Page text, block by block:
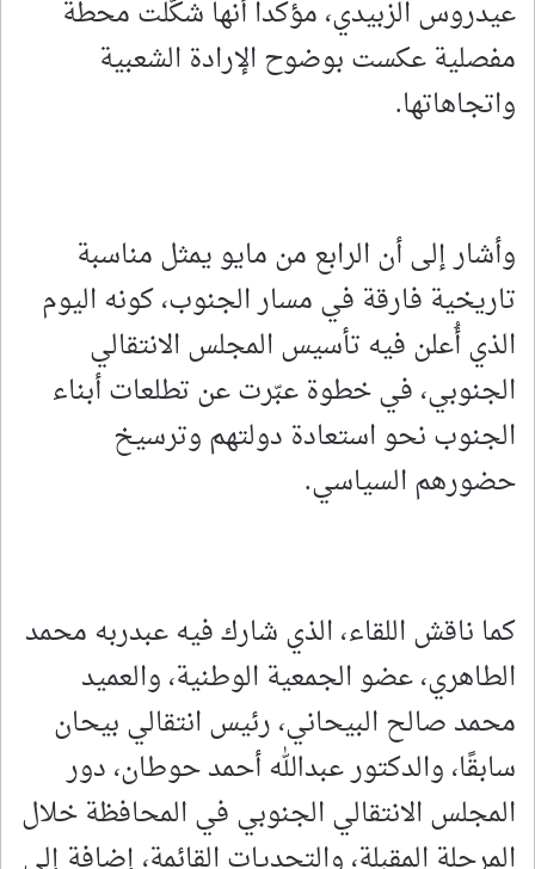
عيدروس الزبيدي، مؤكداً أنها شكّلت محطة
مفصلية عكست بوضوح الإرادة الشعبية
واتجاهاتها.
وأشار إلى أن الرابع من مايو يمثل مناسبة
تاريخية فارقة في مسار الجنوب، كونه اليوم
الذي أُعلن فيه تأسيس المجلس الانتقالي
الجنوبي، في خطوة عبّرت عن تطلعات أبناء
الجنوب نحو استعادة دولتهم وترسيخ
حضورهم السياسي.
كما ناقش اللقاء، الذي شارك فيه عبدربه محمد
الطاهري، عضو الجمعية الوطنية، والعميد
محمد صالح البيحاني، رئيس انتقالي بيحان
سابقًا، والدكتور عبدالله أحمد حوطان، دور
المجلس الانتقالي الجنوبي في المحافظة خلال